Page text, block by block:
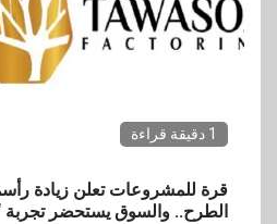
1 دقيقة قراءة
قرة للمشروعات تعلن زيادة
الطرح.. والسوق يستحضر تجربة